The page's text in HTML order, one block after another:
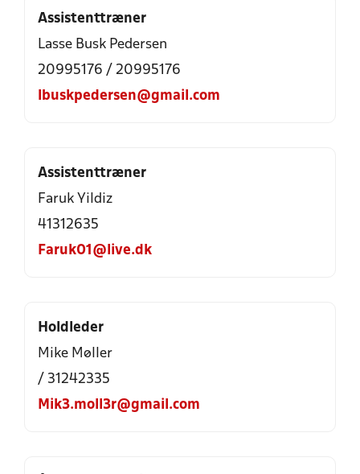
Assistenttræner
Lasse Busk Pedersen
20995176 / 20995176
lbuskpedersen@gmail.com
Assistenttræner
Faruk Yildiz
41312635
Faruk01@live.dk
Holdleder
Mike Møller
/ 31242335
Mik3.moll3r@gmail.com